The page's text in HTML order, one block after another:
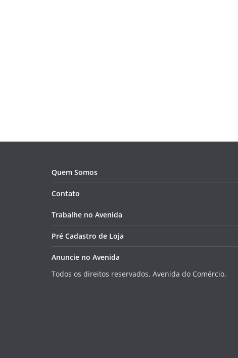
Quem Somos
Contato
Trabalhe no Avenida
Pré Cadastro de Loja
Anuncie no Avenida
Todos os direitos reservados, Avenida do Comércio.